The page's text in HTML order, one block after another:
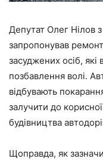
Депутат Олег Нілов
запропонував
засуджених осіб, які
позбавлення волі.
відбувають
залучити до
будівництва
Щоправда, як